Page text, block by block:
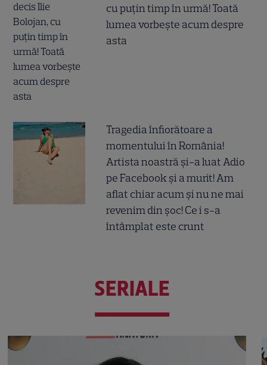
cu puțin timp în urmă! Toată
lumea vorbește acum despre
asta
Tragedia înfiorătoare a
momentului în România!
Artista noastră și-a luat Adio
pe Facebook și a murit! Am
aflat chiar acum și nu ne mai
revenim din șoc! Ce i s-a
întâmplat este crunt
SERIALE